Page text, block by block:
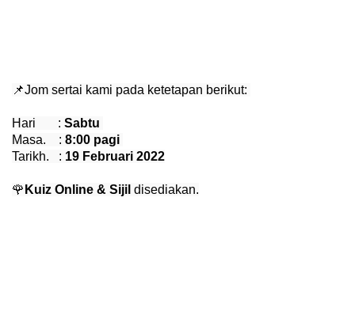
📌Jom sertai kami pada ketetapan berikut:
Hari       : Sabtu
Masa.    : 8:00 pagi
Tarikh.   : 19 Februari 2022
🌹 Kuiz Online & Sijil disediakan.